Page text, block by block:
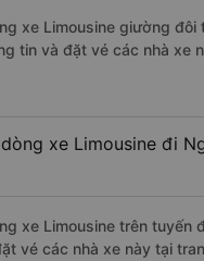
xe Limousine giường
tin và đặt vé các nhà xe
xe Limousine đi
xe Limousine trên tuyến
vé các nhà xe này tại